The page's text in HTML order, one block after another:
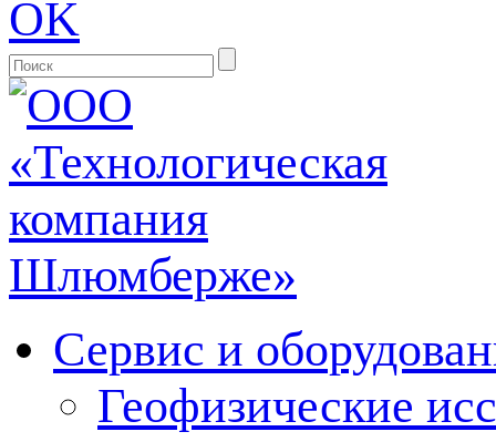
OK
Сервис и
Геофизические